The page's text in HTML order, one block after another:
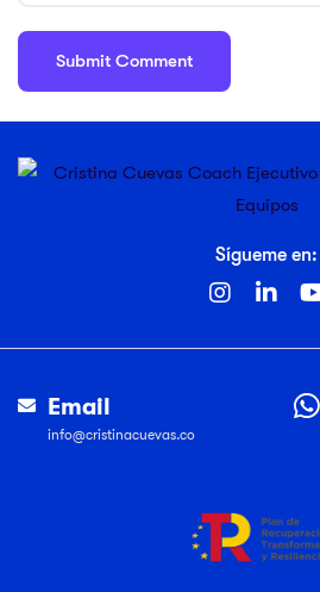
Sígueme en:
Email
info@cristinacuevas.co